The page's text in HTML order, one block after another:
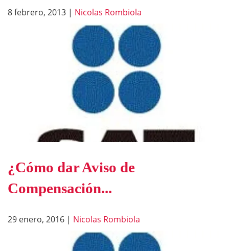
8 febrero, 2013 | Nicolas Rombiola
¿Cómo dar Aviso de
Compensación...
29 enero, 2016 | Nicolas Rombiola